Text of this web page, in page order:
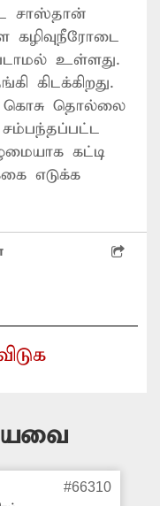
சாஸ்தான்
உள்ளது.
கிடக்கிறது.
கொசு தொல்லை
கட்டி
எடுக்க
#66310